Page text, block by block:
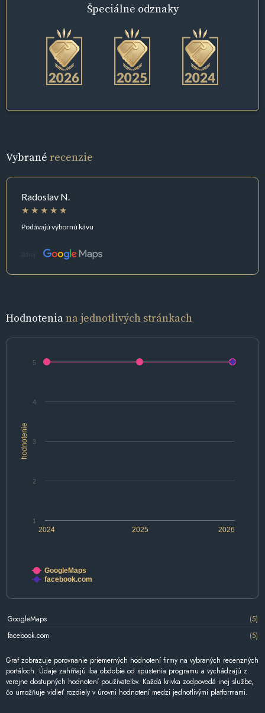
Špeciálne odznaky
Vybrané recenzie
Radoslav N.
Podávajú výbornú kávu
Zdroj:
Hodnoteniana jednotlivých stránkach
hodnotenie
2024 2025 2026
1
2
3
4
5
GoogleMaps
facebook.com
GoogleMaps
(5)
facebook.com
(5)
Graf zobrazuje porovnanie priemerných hodnotení firmy na vybraných recenzných
portáloch. Údaje zahŕňajú iba obdobie od spustenia programu a vychádzajú z
verejne dostupných hodnotení používateľov. Každá krivka zodpovedá inej službe,
čo umožňuje vidieť rozdiely v úrovni hodnotení medzi jednotlivými platformami.